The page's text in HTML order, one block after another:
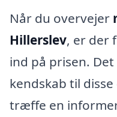
Når du overvejer
Hillerslev, er der
ind på prisen.
kendskab til
træffe en